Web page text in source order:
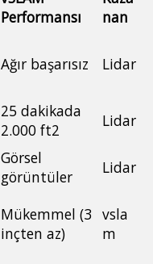
Performansı
nan
Ağır başarısız Lidar
25 dakikada
2.000 ft2
Lidar
Görsel
görüntüler
Lidar
Mükemmel (3
inçten az)
vsla
m